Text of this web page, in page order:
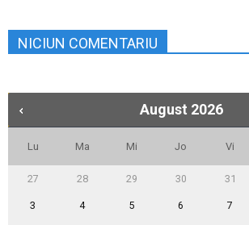
NICIUN COMENTARIU
August 2026
Lu Ma Mi Jo Vi
27 28 29 30 31
3 4 5 6 7